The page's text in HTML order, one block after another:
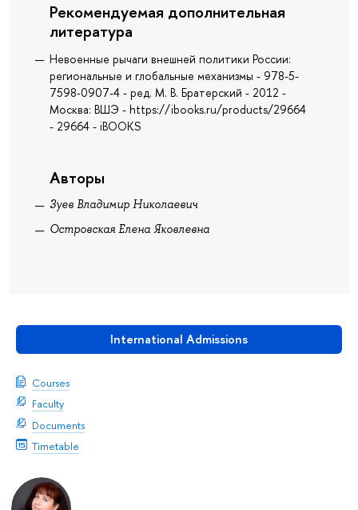
International Admissions
Courses
Faculty
Documents
Timetable
Рекомендуемая дополнительная
литература
Невоенные рычаги внешней политики России:
региональные и глобальные механизмы - 978-5-
7598-0907-4 - ред. М. В. Братерский - 2012 -
Москва: ВШЭ - https://ibooks.ru/products/29664
- 29664 - iBOOKS
Авторы
Зуев Владимир Николаевич
Островская Елена Яковлевна